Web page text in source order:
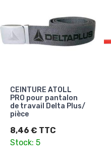
CEINTURE ATOLL
PRO pour pantalon
de travail Delta Plus/
pièce
8,46 € TTC
Stock: 5